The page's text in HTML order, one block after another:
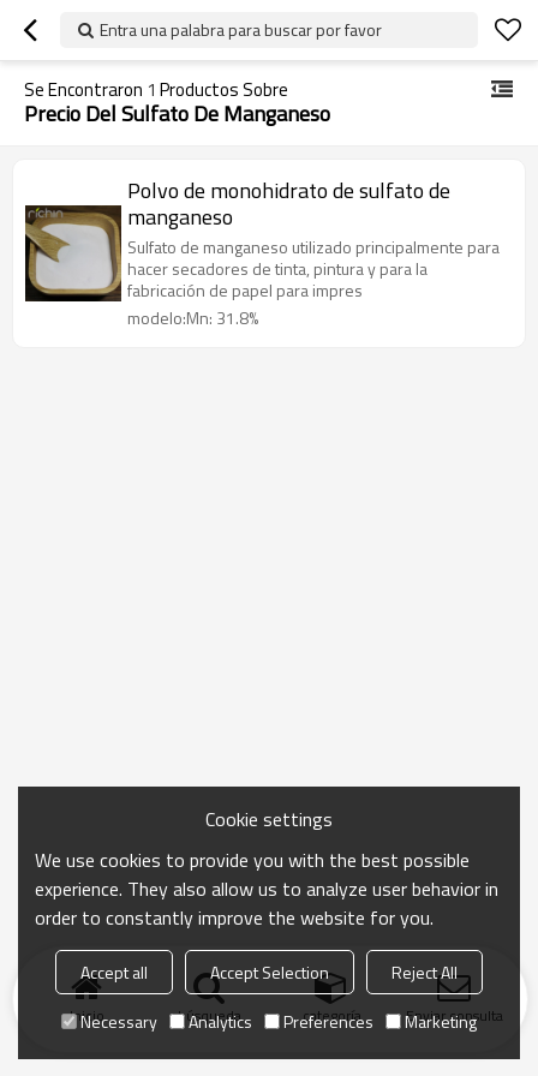
Entra una palabra para buscar por favor
Se Encontraron 1 Productos Sobre
Precio Del Sulfato De Manganeso
Polvo de monohidrato de sulfato de
manganeso
Sulfato de manganeso utilizado principalmente para
hacer secadores de tinta, pintura y para la
fabricación de papel para impres
modelo:Mn: 31.8%
Inicio búsqueda categoría Enviar consulta
Cookie settings
We use cookies to provide you with the best possible
experience. They also allow us to analyze user behavior in
order to constantly improve the website for you.
Accept all Accept Selection
Reject All
Necessary
Analytics Preferences Marketing